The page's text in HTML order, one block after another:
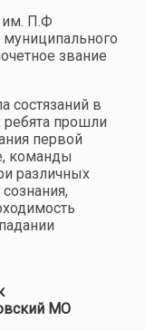
им. П.Ф
звание
состязаний в
прошли
первой
команды
различных
МО